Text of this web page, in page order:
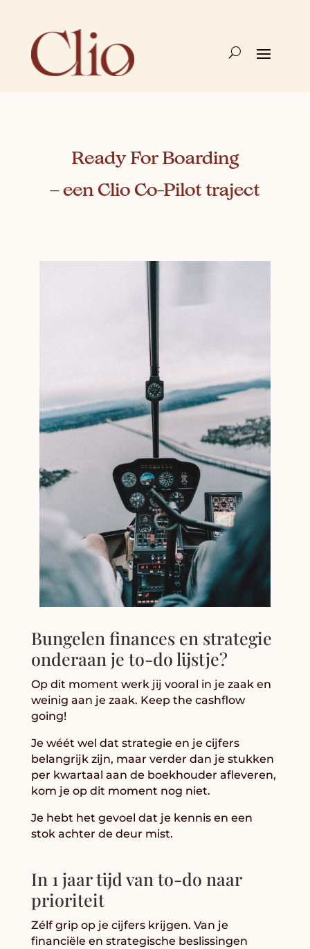
Ready For Boarding
– een Clio Co-Pilot traject
Bungelen finances en strategie
onderaan je to-do lijstje?
Op dit moment werk jij vooral in je zaak en
weinig aan je zaak. Keep the cashflow
going!
Je wéét wel dat strategie en je cijfers
belangrijk zijn, maar verder dan je stukken
per kwartaal aan de boekhouder afleveren,
kom je op dit moment nog niet.
Je hebt het gevoel dat je kennis en een
stok achter de deur mist.
In 1 jaar tijd van to-do naar
prioriteit
Zélf grip op je cijfers krijgen. Van je
financiële en strategische beslissingen